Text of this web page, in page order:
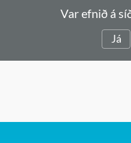
Var efnið á
Já